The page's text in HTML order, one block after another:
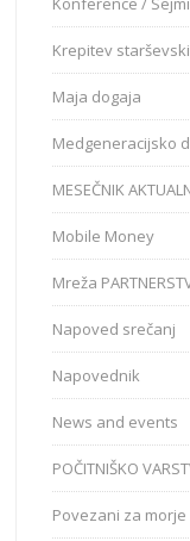
Krepitev
Maja dogaja
Medgeneracijsko
MESEČNIK
Mobile Money
Mreža
Napoved srečanj
Napovednik
News and events
POČITNIŠKO
Povezani za morje